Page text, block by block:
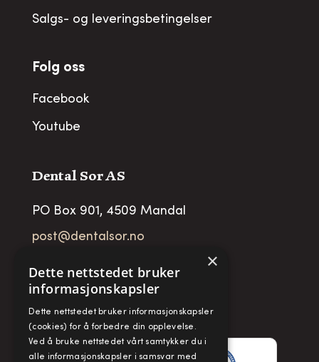
Salgs- og leveringsbetingelser
Folg oss
Facebook
Youtube
Dental Sor AS
PO Box 901, 4509 Mandal
post@dentalsor.no
Telefon: +47 38 27 88 88
Fax: + 47 38 27 88 89
×
Dette nettstedet bruker
informasjonskapsler
Dette nettstedet bruker informasjonskapsler
(cookies) for å forbedre din opplevelse.
Ved å bruke nettstedet vårt samtykker du i
alle informasjonskapsler i samsvar med